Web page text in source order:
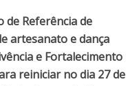
de Referência de
artesanato e dança
e Fortalecimento
reiniciar no dia 27 de